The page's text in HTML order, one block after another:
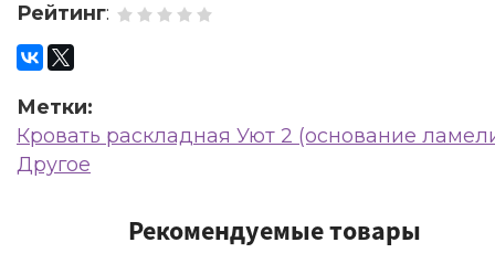
Рейтинг:
Метки:
Кровать раскладная Уют 2 (основание
Другое
Рекомендуемые товары